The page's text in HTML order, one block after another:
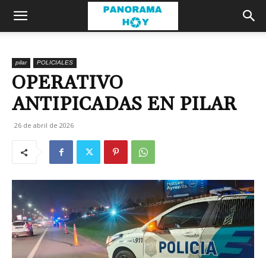
pilar POLICIALES
OPERATIVO
ANTIPICADAS EN PILAR
26 de abril de 2026